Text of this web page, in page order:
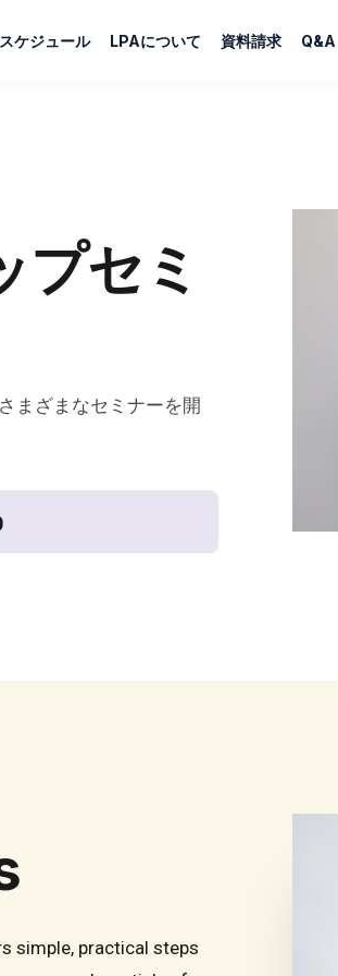
スケジュール LPAについて 資料請求 Q&A
プセミ
まざまなセミナーを開
simple, practical steps